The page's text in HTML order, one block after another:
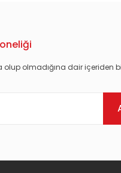
olup olmadığına dair içeriden